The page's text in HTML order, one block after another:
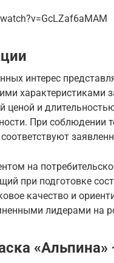
интерес
характеристиками
ценой и
При соблюдении
на
при подготовке
качество и
лидерами на
«Альпина»